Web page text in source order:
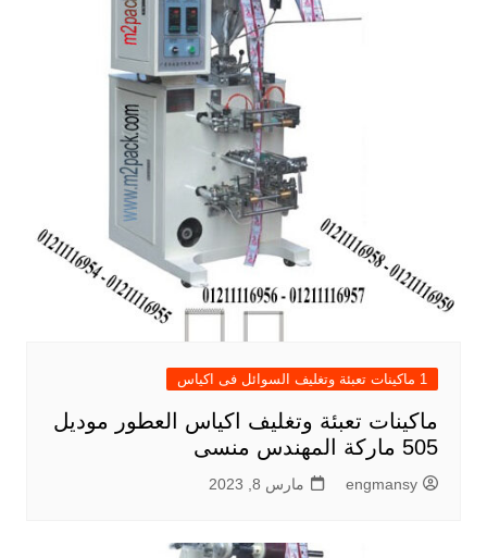
1 ماكينات تعبئة وتغليف السوائل فى اكياس
ماكينات تعبئة وتغليف اكياس العطور موديل
505 ماركة المهندس منسى
engmansy مارس 8, 2023